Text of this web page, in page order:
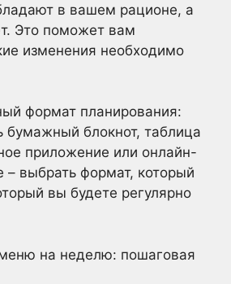
в вашем рационе, а
Это поможет вам
изменения необходимо
формат планирования:
блокнот, таблица
приложение или онлайн-
– выбрать формат, который
вы будете регулярно
на неделю: пошаговая